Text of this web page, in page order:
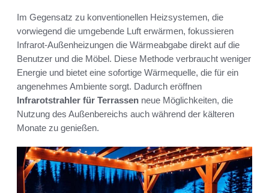
Im Gegensatz zu konventionellen Heizsystemen, die
vorwiegend die umgebende Luft erwärmen, fokussieren
Infrarot-Außenheizungen die Wärmeabgabe direkt auf die
Benutzer und die Möbel. Diese Methode verbraucht weniger
Energie und bietet eine sofortige Wärmequelle, die für ein
angenehmes Ambiente sorgt. Dadurch eröffnen
Infrarotstrahler für Terrassen neue Möglichkeiten, die
Nutzung des Außenbereichs auch während der kälteren
Monate zu genießen.